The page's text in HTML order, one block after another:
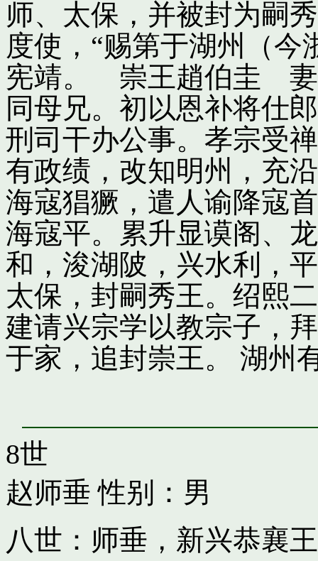
师、太保，并被封为嗣
度使，“赐第于湖州（今
宪靖。 崇王趙伯圭 妻
同母兄。初以恩补将仕
刑司干办公事。孝宗受
有政绩，改知明州，充
海寇猖獗，遣人谕降寇
海寇平。累升显谟阁、
和，浚湖陂，兴水利，
太保，封嗣秀王。绍熙
建请兴宗学以教宗子，
于家，追封崇王。 湖州
8世
赵师垂 性别：男
八世：师垂，新兴恭襄王